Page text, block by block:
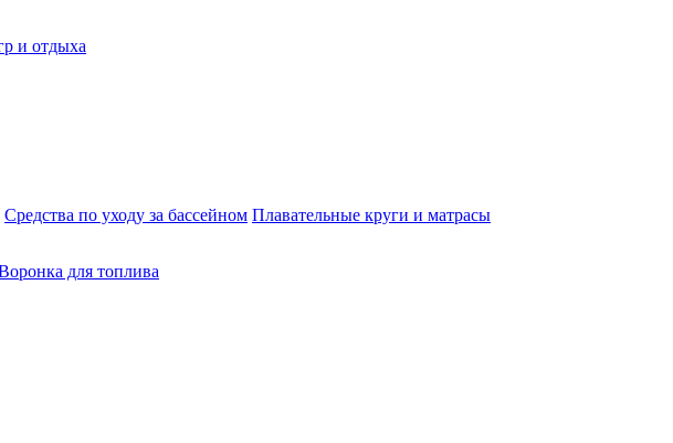
и отдыха
Средства по уходу за бассейном Плавательные круги и матрасы
для топлива